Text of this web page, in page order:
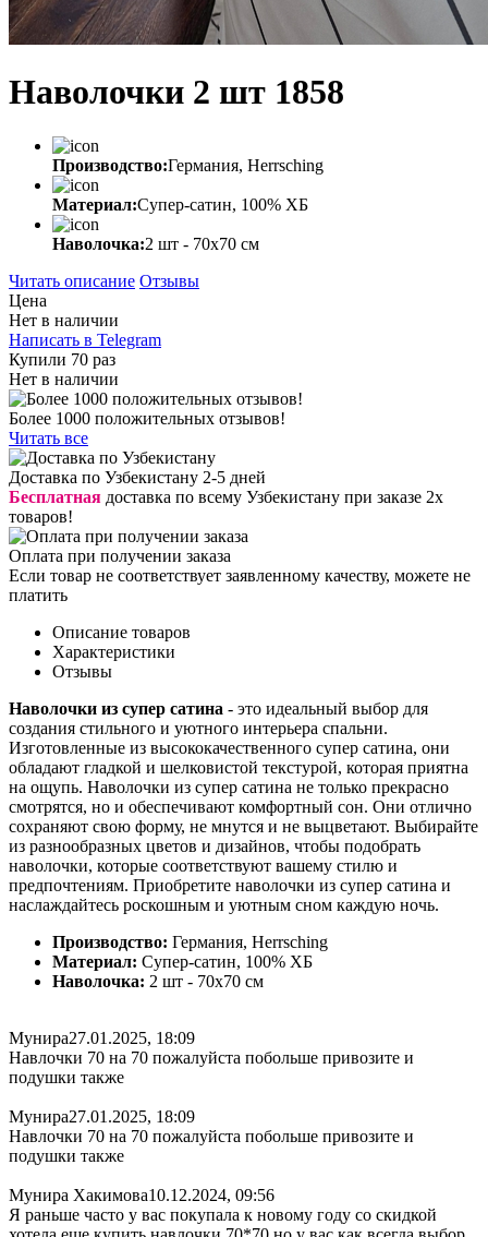
Наволочки 2 шт 1858
Производство:Германия, Herrsching
Материал:Супер-сатин, 100% ХБ
Наволочка:2 шт - 70x70 см
Читать описание Отзывы
Цена
Нет в наличии
Написать в Telegram
Купили 70 раз
Нет в наличии
Более 1000 положительных отзывов!
Читать все
Доставка по Узбекистану 2-5 дней
Бесплатная доставка по всему Узбекистану при заказе 2х
товаров!
Оплата при получении заказа
Если товар не соответствует заявленному качеству, можете не
платить
Описание товаров
Характеристики
Отзывы
Наволочки из супер сатина - это идеальный выбор для
создания стильного и уютного интерьера спальни.
Изготовленные из высококачественного супер сатина, они
обладают гладкой и шелковистой текстурой, которая приятна
на ощупь. Наволочки из супер сатина не только прекрасно
смотрятся, но и обеспечивают комфортный сон. Они отлично
сохраняют свою форму, не мнутся и не выцветают. Выбирайте
из разнообразных цветов и дизайнов, чтобы подобрать
наволочки, которые соответствуют вашему стилю и
предпочтениям. Приобретите наволочки из супер сатина и
наслаждайтесь роскошным и уютным сном каждую ночь.
Производство: Германия, Herrsching
Материал: Супер-сатин, 100% ХБ
Наволочка: 2 шт - 70x70 см
Мунира27.01.2025, 18:09
Навлочки 70 на 70 пожалуйста побольше привозите и
подушки также
Мунира27.01.2025, 18:09
Навлочки 70 на 70 пожалуйста побольше привозите и
подушки также
Мунира Хакимова10.12.2024, 09:56
Я раньше часто у вас покупала к новому году со скидкой